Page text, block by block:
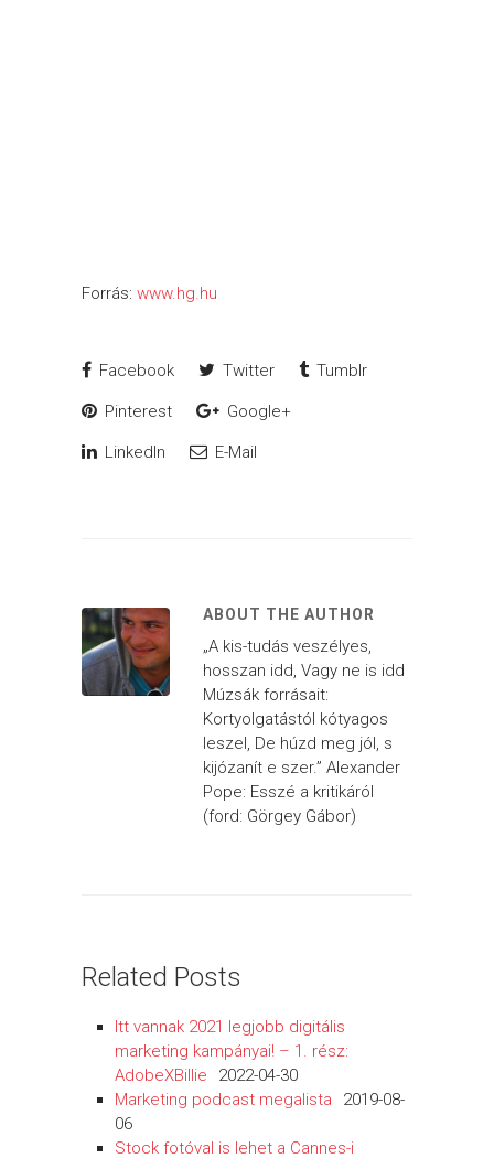
Forrás: www.hg.hu
Facebook Twitter Tumblr
Pinterest Google+
LinkedIn E-Mail
ABOUT THE AUTHOR
„A kis-tudás veszélyes,
hosszan idd, Vagy ne is idd
Múzsák forrásait:
Kortyolgatástól kótyagos
leszel, De húzd meg jól, s
kijózanít e szer.” Alexander
Pope: Esszé a kritikáról
(ford: Görgey Gábor)
Related Posts
Itt vannak 2021 legjobb digitális
marketing kampányai! – 1. rész:
AdobeXBillie
2022-04-30
Marketing podcast megalista
2019-08-
06
Stock fotóval is lehet a Cannes-i